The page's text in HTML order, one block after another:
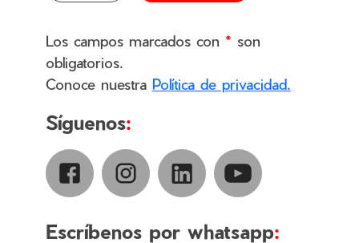
Los campos marcados con * son
obligatorios.
Conoce nuestra Política de privacidad.
Síguenos:
Escríbenos por whatsapp: